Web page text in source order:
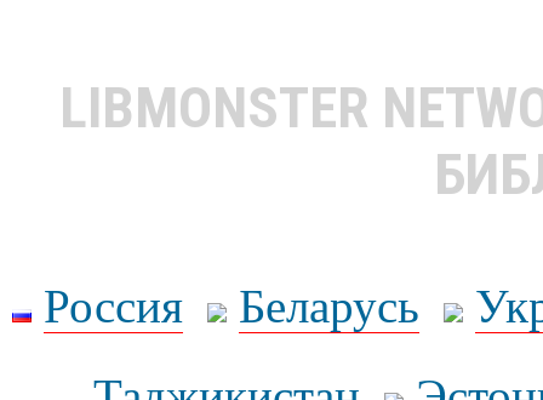
LIBMONSTER
Россия Беларусь